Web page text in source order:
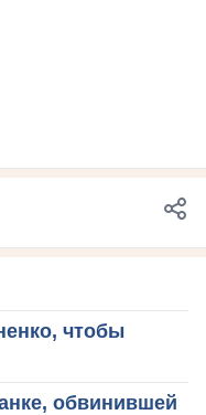
чтобы
обвинившей